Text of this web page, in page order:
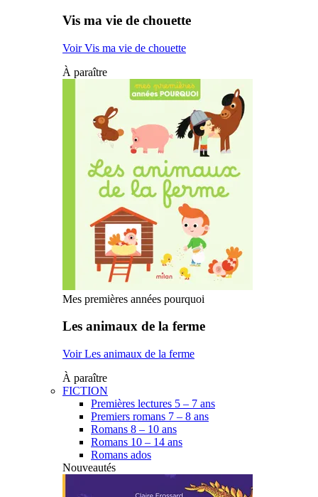
Vis ma vie de chouette
Voir Vis ma vie de chouette
À paraître
Mes premières années pourquoi
Les animaux de la ferme
Voir Les animaux de la ferme
À paraître
FICTION
Premières lectures 5 – 7 ans
Premiers romans 7 – 8 ans
Romans 8 – 10 ans
Romans 10 – 14 ans
Romans ados
Nouveautés